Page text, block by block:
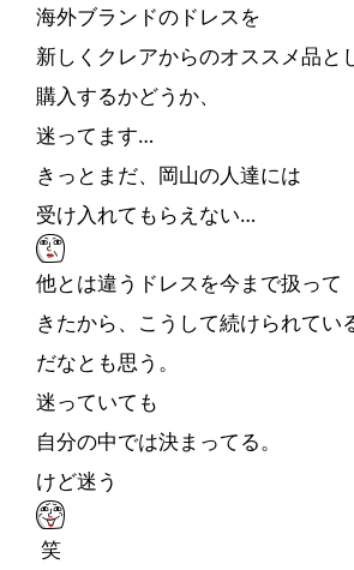
海外ブランドのドレスを
新しくクレアからのオススメ品と
購入するかどうか、
迷ってます…
きっとまだ、岡山の人達には
受け入れてもらえない…
他とは違うドレスを今まで扱って
きたから、こうして続けられてい
だなとも思う。
迷っていても
自分の中では決まってる。
けど迷う
笑